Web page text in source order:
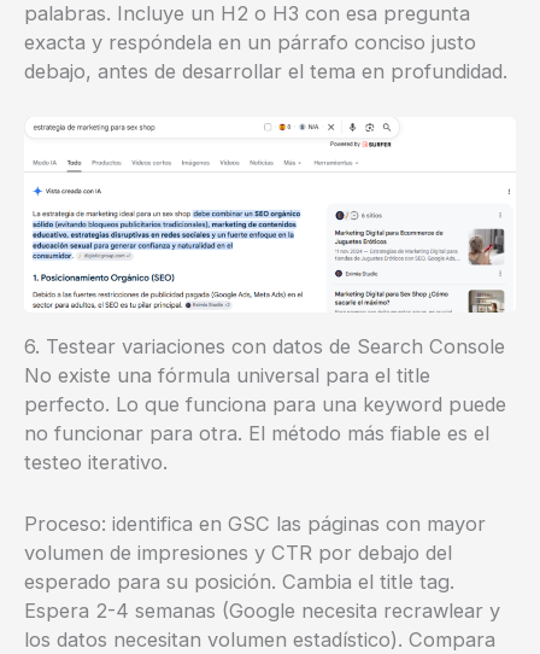
palabras. Incluye un H2 o H3 con esa pregunta
exacta y respóndela en un párrafo conciso justo
debajo, antes de desarrollar el tema en profundidad.
6. Testear variaciones con datos de Search Console
No existe una fórmula universal para el title
perfecto. Lo que funciona para una keyword puede
no funcionar para otra. El método más fiable es el
testeo iterativo.
Proceso: identifica en GSC las páginas con mayor
volumen de impresiones y CTR por debajo del
esperado para su posición. Cambia el title tag.
Espera 2-4 semanas (Google necesita recrawlear y
los datos necesitan volumen estadístico). Compara